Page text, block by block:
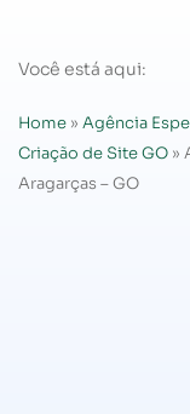
Você está aqui:
Home » Agência
Criação de Site GO »
Aragarças – GO